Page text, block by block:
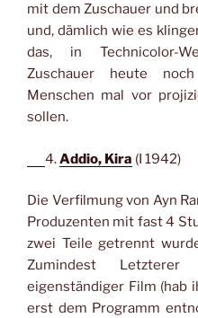
mit dem Zuschauer und
und, dämlich wie es
das, in Technicolor-
Zuschauer heute
Menschen mal vor
sollen.
4.Addio, Kira (I 1942)
Die Verfilmung von Ayn
Produzenten mit fast 4
zwei Teile getrennt
Zumindest
eigenständiger Film (hab
erst dem Programm